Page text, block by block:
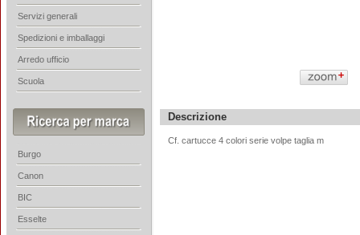
Descrizione
Cf. cartucce 4 colori serie volpe taglia m
Servizi generali
Spedizioni e imballaggi
Arredo ufficio
Scuola
Burgo
Canon
BIC
Esselte